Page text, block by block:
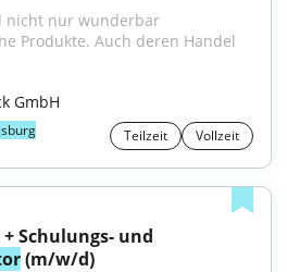
nicht nur wunderbar
Produkte. Auch deren Handel
GmbH
Teilzeit Vollzeit
Schulungs- und
(m/w/d)